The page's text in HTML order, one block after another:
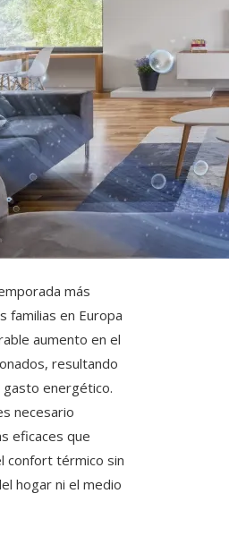
más
familias en Europa
aumento en el
resultando
energético.
necesario
eficaces que
confort térmico sin
hogar ni el medio